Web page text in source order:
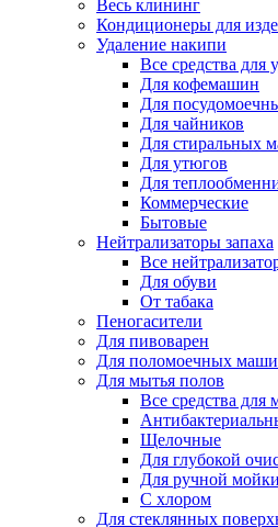
Весь клининг
Кондиционеры для
Удаление накипи
Все средства для
Для кофемашин
Для
Для чайников
Для стиральных
Для утюгов
Для
Коммерческие
Бытовые
Нейтрализаторы запаха
Все
Для обуви
От табака
Пеногасители
Для пивоварен
Для поломоечных
Для мытья полов
Все средства для
Щелочные
Для глубокой
Для ручной мойки
С хлором
Для стеклянных